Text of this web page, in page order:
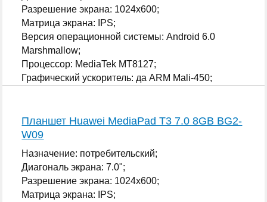
Разрешение экрана: 1024x600;
Матрица экрана: IPS;
Версия операционной системы: Android 6.0
Marshmallow;
Процессор: MediaTek MT8127;
Графический ускоритель: да ARM Mali-450;
Планшет Huawei MediaPad T3 7.0 8GB BG2-
W09
Назначение: потребительский;
Диагональ экрана: 7.0";
Разрешение экрана: 1024x600;
Матрица экрана: IPS;